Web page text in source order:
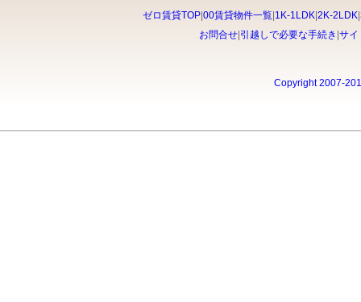
ゼロ賃貸TOP| 00賃貸物件一覧| 1K-1LDK| 2K-2LDK|
お問合せ 引越しで必要な手続き サイ
Copyright 2007-